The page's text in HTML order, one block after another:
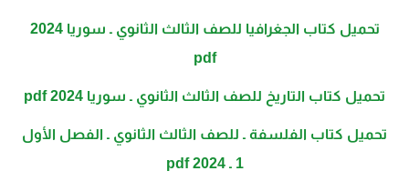
تحميل كتاب الجغرافيا للصف الثالث الثانوي ـ سوريا 2024
pdf
تحميل كتاب التاريخ للصف الثالث الثانوي ـ سوريا 2024 pdf
تحميل كتاب الفلسفة ـ للصف الثالث الثانوي ـ الفصل الأول
1 ـ 2024 pdf